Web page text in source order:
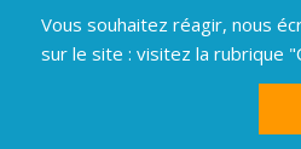
Vous souhaitez réagir, nous
sur le site : visitez la rubrique